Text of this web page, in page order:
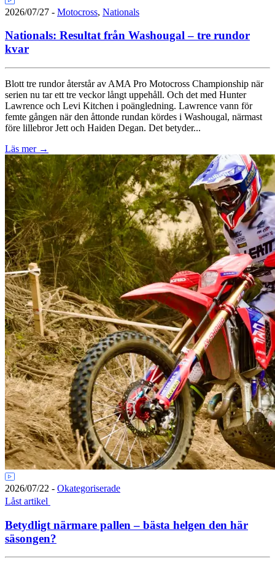
2026/07/27 - Motocross, Nationals
Nationals: Resultat från Washougal – tre rundor
kvar
Blott tre rundor återstår av AMA Pro Motocross Championship när
serien nu tar ett tre veckor långt uppehåll. Och det med Hunter
Lawrence och Levi Kitchen i poängledning. Lawrence vann för
femte gången när den åttonde rundan kördes i Washougal, närmast
före lillebror Jett och Haiden Degan. Det betyder...
Läs mer →
2026/07/22 - Okategoriserade
Låst artikel
Betydligt närmare pallen – bästa helgen den här
säsongen?